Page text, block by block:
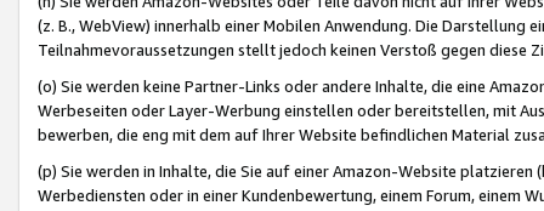
(z. B., WebView) innerhalb einer Mobilen Anwendung. Die Darstellung
Teilnahmevoraussetzungen stellt jedoch keinen Verstoß gegen diese
(o) Sie werden keine Partner-Links oder andere Inhalte, die eine
Werbeseiten oder Layer-Werbung einstellen oder bereitstellen, mit
bewerben, die eng mit dem auf Ihrer Website befindlichen Material
(p) Sie werden in Inhalte, die Sie auf einer Amazon-Website
Werbediensten oder in einer Kundenbewertung, einem Forum, einem